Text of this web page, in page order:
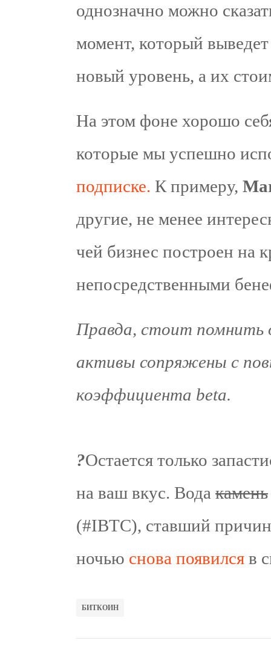
однозначно можно
момент, который
новый уровень, а их
На этом фоне хорошо
которые мы успешно
подписке. К примеру,
другие, не менее
чей бизнес построен на
непосредственными
Правда, стоит помнить
активы сопряжены с
коэффициента beta.
?Остается только
на ваш вкус. Вода камень
(#IBTC), ставший
ночью снова появился в
БИТКОИН